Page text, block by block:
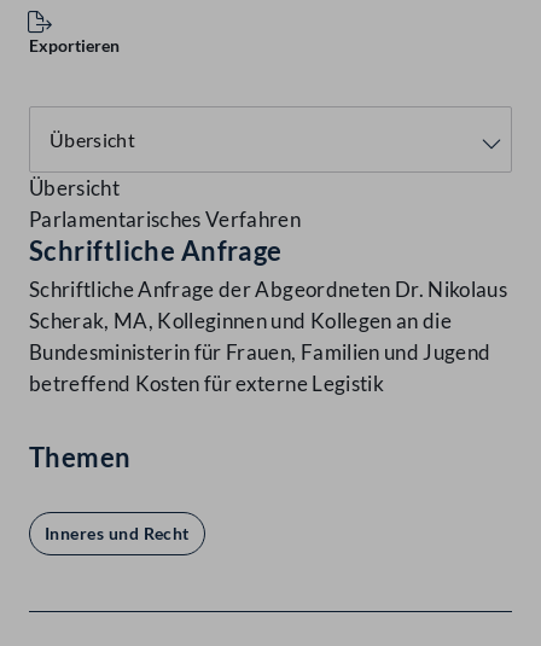
Exportieren
Übersicht
Parlamentarisches Verfahren
Schriftliche Anfrage
Schriftliche Anfrage der Abgeordneten Dr. Nikolaus
Scherak, MA, Kolleginnen und Kollegen an die
Bundesministerin für Frauen, Familien und Jugend
betreffend Kosten für externe Legistik
Themen
Inneres und Recht